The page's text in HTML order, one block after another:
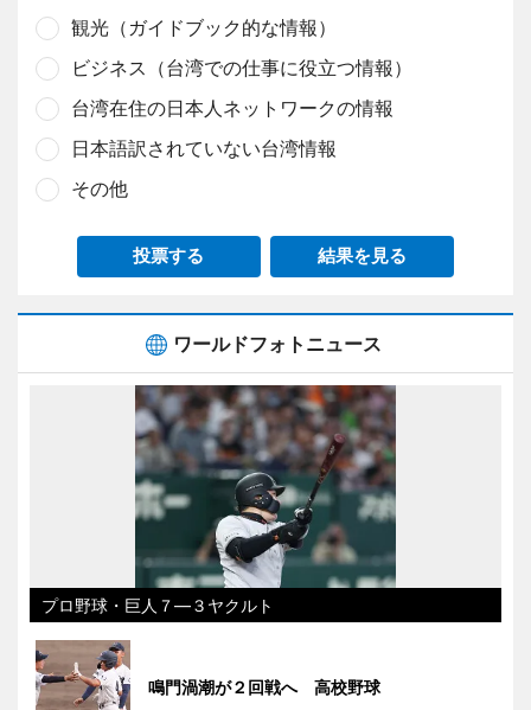
観光（ガイドブック的な情報）
ビジネス（台湾での仕事に役立つ情報）
台湾在住の日本人ネットワークの情報
日本語訳されていない台湾情報
その他
投票する 結果を見る
ワールドフォトニュース
プロ野球・巨人７―３ヤクルト
鳴門渦潮が２回戦へ 高校野球